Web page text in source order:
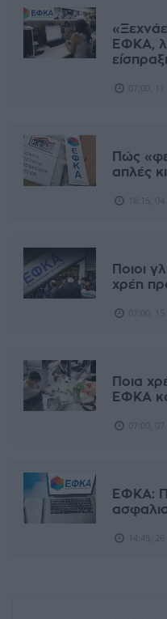
ΕΦΚΑ,
Πώς
απλές
Ποιοι
χρέη
Ποια
ΕΦΚΑ
ΕΦΚΑ: